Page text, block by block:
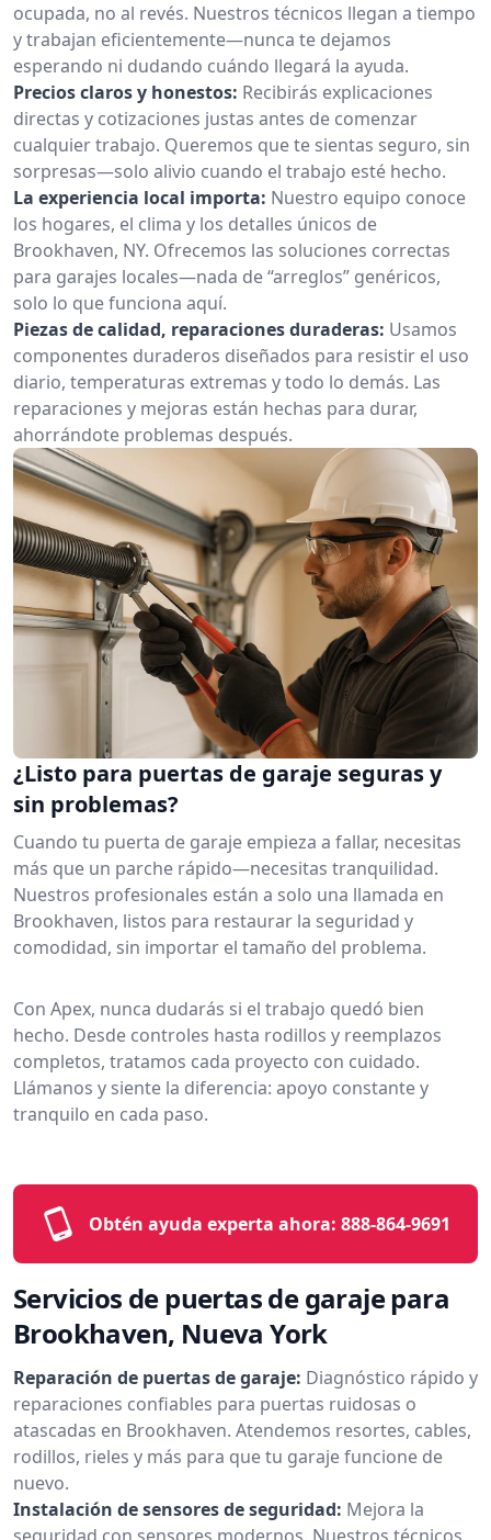
ocupada, no al revés. Nuestros técnicos llegan a tiempo
y trabajan eficientemente—nunca te dejamos
esperando ni dudando cuándo llegará la ayuda.
Precios claros y honestos: Recibirás explicaciones
directas y cotizaciones justas antes de comenzar
cualquier trabajo. Queremos que te sientas seguro, sin
sorpresas—solo alivio cuando el trabajo esté hecho.
La experiencia local importa: Nuestro equipo conoce
los hogares, el clima y los detalles únicos de
Brookhaven, NY. Ofrecemos las soluciones correctas
para garajes locales—nada de “arreglos” genéricos,
solo lo que funciona aquí.
Piezas de calidad, reparaciones duraderas: Usamos
componentes duraderos diseñados para resistir el uso
diario, temperaturas extremas y todo lo demás. Las
reparaciones y mejoras están hechas para durar,
ahorrándote problemas después.
¿Listo para puertas de garaje seguras y
sin problemas?
Cuando tu puerta de garaje empieza a fallar, necesitas
más que un parche rápido—necesitas tranquilidad.
Nuestros profesionales están a solo una llamada en
Brookhaven, listos para restaurar la seguridad y
comodidad, sin importar el tamaño del problema.
Con Apex, nunca dudarás si el trabajo quedó bien
hecho. Desde controles hasta rodillos y reemplazos
completos, tratamos cada proyecto con cuidado.
Llámanos y siente la diferencia: apoyo constante y
tranquilo en cada paso.
Obtén ayuda experta ahora: 888-864-9691
Servicios de puertas de garaje para
Brookhaven, Nueva York
Reparación de puertas de garaje: Diagnóstico rápido y
reparaciones confiables para puertas ruidosas o
atascadas en Brookhaven. Atendemos resortes, cables,
rodillos, rieles y más para que tu garaje funcione de
nuevo.
Instalación de sensores de seguridad: Mejora la